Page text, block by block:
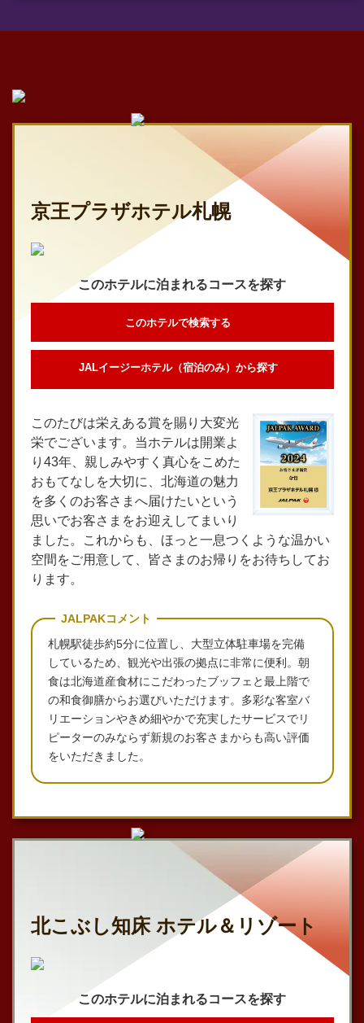
京王プラザホテル札幌
このホテルに泊まれるコースを探す
このホテルで検索する
JALイージーホテル（宿泊のみ）から探す
このたびは栄えある賞を賜り大変光
栄でございます。当ホテルは開業よ
り43年、親しみやすく真心をこめた
おもてなしを大切に、北海道の魅力
を多くのお客さまへ届けたいという
思いでお客さまをお迎えしてまいり
ました。これからも、ほっと一息つくような温かい
空間をご用意して、皆さまのお帰りをお待ちしてお
ります。
JALPAKコメント
札幌駅徒歩約5分に位置し、大型立体駐車場を完備
しているため、観光や出張の拠点に非常に便利。朝
食は北海道産食材にこだわったブッフェと最上階で
の和食御膳からお選びいただけます。多彩な客室バ
リエーションやきめ細やかで充実したサービスでリ
ピーターのみならず新規のお客さまからも高い評価
をいただきました。
北こぶし知床 ホテル＆リゾート
このホテルに泊まれるコースを探す